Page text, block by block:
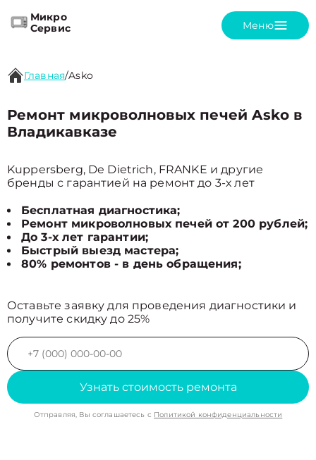
Микро
Сервис
Меню
Главная/Asko
Ремонт микроволновых печей Asko в
Владикавказе
Kuppersberg, De Dietrich, FRANKE и другие
бренды с гарантией на ремонт до 3-х лет
Бесплатная диагностика;
Ремонт микроволновых печей от 200 рублей;
До 3-х лет гарантии;
Быстрый выезд мастера;
80% ремонтов - в день обращения;
Оставьте заявку для проведения диагностики и
получите скидку до 25%
Узнать стоимость ремонта
Отправляя, Вы соглашаетесь с Политикой конфиденциальности